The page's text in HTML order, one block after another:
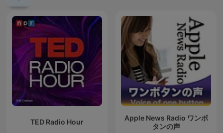
TED Radio Hour
Apple News Radio ワンボ
タンの声